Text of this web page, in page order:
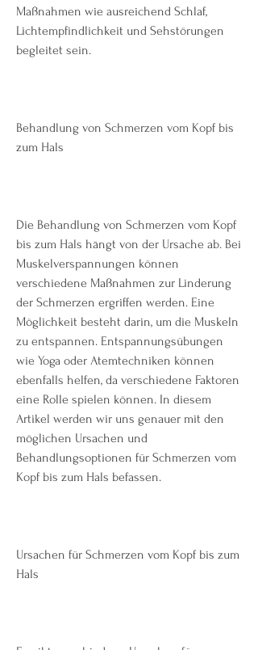
Maßnahmen wie ausreichend Schlaf,
Lichtempfindlichkeit und Sehstörungen
begleitet sein.
Behandlung von Schmerzen vom Kopf bis
zum Hals
Die Behandlung von Schmerzen vom Kopf
bis zum Hals hängt von der Ursache ab. Bei
Muskelverspannungen können
verschiedene Maßnahmen zur Linderung
der Schmerzen ergriffen werden. Eine
Möglichkeit besteht darin, um die Muskeln
zu entspannen. Entspannungsübungen
wie Yoga oder Atemtechniken können
ebenfalls helfen, da verschiedene Faktoren
eine Rolle spielen können. In diesem
Artikel werden wir uns genauer mit den
möglichen Ursachen und
Behandlungsoptionen für Schmerzen vom
Kopf bis zum Hals befassen.
Ursachen für Schmerzen vom Kopf bis zum
Hals